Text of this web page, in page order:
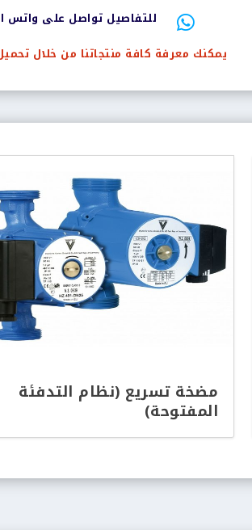

للتفاصيل تواصل على واتس
يمكنك معرفة كافة منتجاتنا من خلال
مضخة تسريع (نظام التدفئة
المفتوحة)